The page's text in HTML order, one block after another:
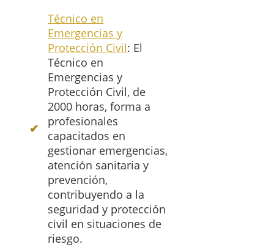
Técnico en
Emergencias y
Protección Civil: El
Técnico en
Emergencias y
Protección Civil, de
2000 horas, forma a
profesionales
capacitados en
gestionar emergencias,
atención sanitaria y
prevención,
contribuyendo a la
seguridad y protección
civil en situaciones de
riesgo.